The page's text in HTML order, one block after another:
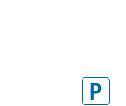
P